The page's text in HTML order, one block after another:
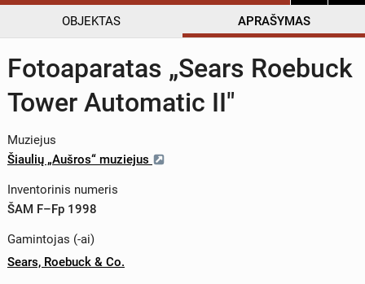
OBJEKTAS APRAŠYMAS
Fotoaparatas „Sears Roebuck
Tower Automatic II"
Muziejus
Šiaulių „Aušros“ muziejus
Inventorinis numeris
ŠAM F–Fp 1998
Gamintojas (-ai)
Sears, Roebuck & Co.